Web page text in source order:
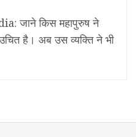
जाने किस महापुरुष ने
है। अब उस व्यक्ति ने भी